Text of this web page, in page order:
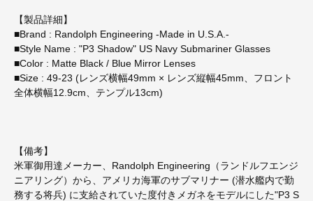
【製品詳細】
■Brand : Randolph Engineering -Made in U.S.A.-
■Style Name : "P3 Shadow" US Navy Submariner Glasses
■Color : Matte Black / Blue Mirror Lenses
■Size : 49-23 (レンズ横幅49mm × レンズ縦幅45mm、フロント
全体横幅12.9cm、テンプル13cm)
【備考】
米軍御用達メーカー、Randolph Engineering（ランドルフエンジ
ニアリング）から、アメリカ海軍のサブマリナー (潜水艦内で勤
務する将兵) に支給されていた度付きメガネをモデルにした"P3 S